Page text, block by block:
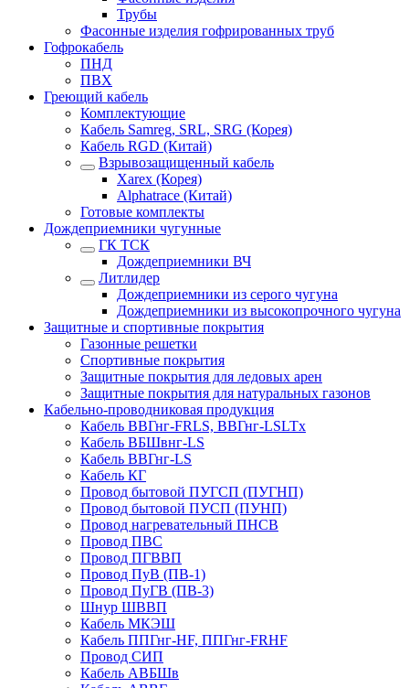
Трубы
Фасонные изделия гофрированных труб
Гофрокабель
ПНД
ПВХ
Греющий кабель
Комплектующие
Кабель Samreg, SRL, SRG (Корея)
Кабель RGD (Китай)
Взрывозащищенный кабель
Xarex (Корея)
Alphatrace (Китай)
Готовые комплекты
Дождеприемники чугунные
ГК ТСК
Дождеприемники ВЧ
Литлидер
Дождеприемники из серого чугуна
Дождеприемники из высокопрочного чугуна
Защитные и спортивные покрытия
Газонные решетки
Спортивные покрытия
Защитные покрытия для ледовых арен
Защитные покрытия для натуральных газонов
Кабельно-проводниковая продукция
Кабель ВВГнг-FRLS, ВВГнг-LSLTx
Кабель ВБШвнг-LS
Кабель ВВГнг-LS
Кабель КГ
Провод бытовой ПУГСП (ПУГНП)
Провод бытовой ПУСП (ПУНП)
Провод нагревательный ПНСВ
Провод ПВС
Провод ПГВВП
Провод ПуВ (ПВ-1)
Провод ПуГВ (ПВ-3)
Шнур ШВВП
Кабель МКЭШ
Кабель ППГнг-HF, ППГнг-FRHF
Провод СИП
Кабель АВБШв